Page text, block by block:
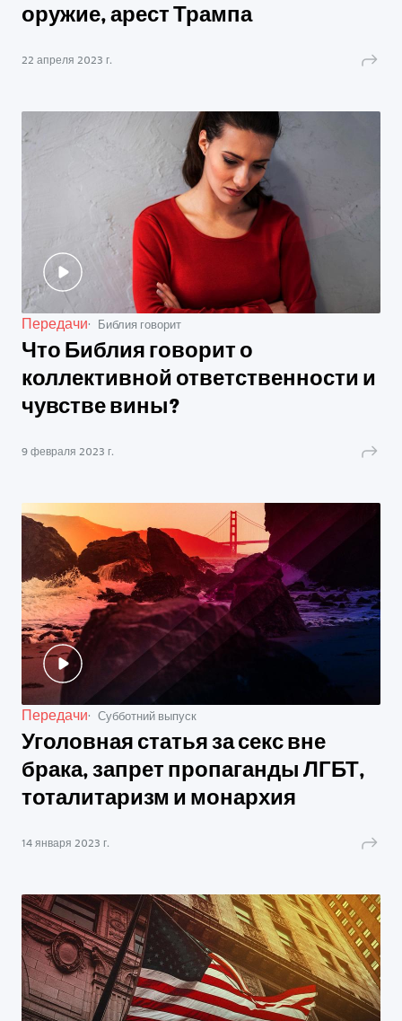
оружие, арест Трампа
22 апреля 2023 г.
Передачи Библия говорит
Что Библия говорит о
коллективной ответственности и
чувстве вины?
9 февраля 2023 г.
Передачи Субботний выпуск
Уголовная статья за секс вне
брака, запрет пропаганды ЛГБТ,
тоталитаризм и монархия
14 января 2023 г.